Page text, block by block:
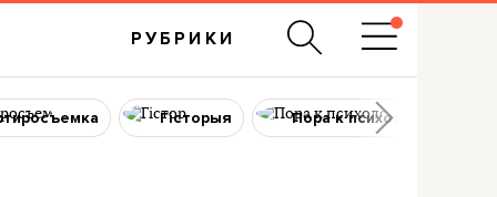
РУБРИКИ
Гісторыя Пора к психологу